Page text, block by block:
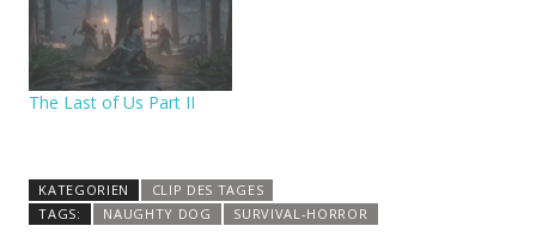
The Last of Us Part II
KATEGORIEN
CLIP DES TAGES
TAGS:
NAUGHTY DOG SURVIVAL-HORROR